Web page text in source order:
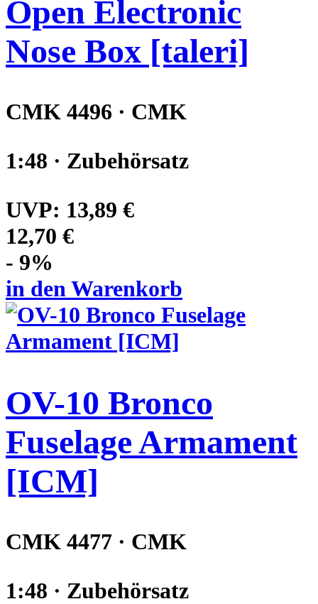
Open Electronic
Nose Box [taleri]
CMK 4496 · CMK
1:48 · Zubehörsatz
UVP: 13,89 €
12,70 €
- 9%
in den Warenkorb
OV-10 Bronco
Fuselage Armament
[ICM]
CMK 4477 · CMK
1:48 · Zubehörsatz